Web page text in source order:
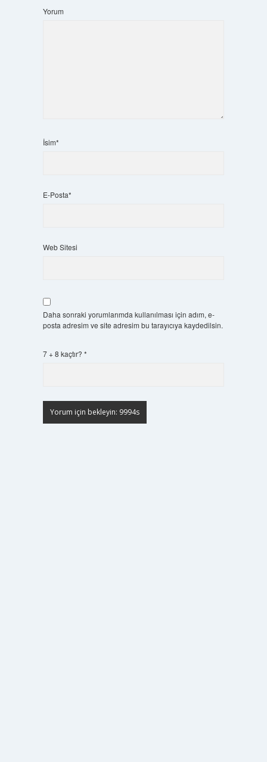
Yorum
İsim*
E-Posta*
Web Sitesi
Daha sonraki yorumlarımda kullanılması için adım, e-
posta adresim ve site adresim bu tarayıcıya kaydedilsin.
7 + 8 kaçtır? *